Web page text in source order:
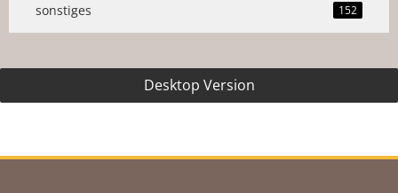
sonstiges 152
Desktop Version